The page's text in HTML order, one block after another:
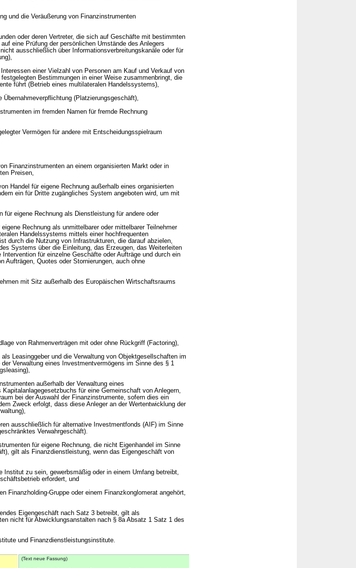
und die Veräußerung von Finanzinstrumenten
oder deren Vertreter, die sich auf Geschäfte mit bestimmten
eine Prüfung der persönlichen Umstände des Anlegers
ausschließlich über Informationsverbreitungskanäle oder für
einer Vielzahl von Personen am Kauf und Verkauf von
Bestimmungen in einer Weise zusammenbringt, die
führt (Betrieb eines multilateralen Handelssystems),
(Platzierungsgeschäft),
im fremden Namen für fremde Rechnung
Vermögen für andere mit Entscheidungsspielraum
Finanzinstrumenten an einem organisierten Markt oder in
Preisen,
Handel für eigene Rechnung außerhalb eines organisierten
ein für Dritte zugängliches System angeboten wird, um mit
eigene Rechnung als Dienstleistung für andere oder
Rechnung als unmittelbarer oder mittelbarer Teilnehmer
Handelssystems mittels einer hochfrequenten
durch die Nutzung von Infrastrukturen, die darauf abzielen,
Systems über die Einleitung, das Erzeugen, das Weiterleiten
für einzelne Geschäfte oder Aufträge und durch ein
Aufträgen, Quotes oder Stornierungen, auch ohne
mit Sitz außerhalb des Europäischen Wirtschaftsraums
von Rahmenverträgen mit oder ohne Rückgriff (Factoring),
Leasinggeber und die Verwaltung von Objektgesellschaften im
Verwaltung eines Investmentvermögens im Sinne des § 1
außerhalb der Verwaltung eines
für eine Gemeinschaft von Anlegern,
bei der Auswahl der Finanzinstrumente, sofern dies ein
Zweck erfolgt, dass diese Anleger an der Wertentwicklung der
ausschließlich für alternative Investmentfonds (AIF) im Sinne
Verwahrgeschäft).
für eigene Rechnung, die nicht Eigenhandel im Sinne
gilt als Finanzdienstleistung, wenn das Eigengeschäft von
zu sein, gewerbsmäßig oder in einem Umfang betreibt,
erfordert, und
Finanzholding-Gruppe oder einem Finanzkonglomerat angehört,
Eigengeschäft nach Satz 3 betreibt, gilt als
nicht für Abwicklungsanstalten nach § 8a Absatz 1 Satz 1 des
und Finanzdienstleistungsinstitute.
(Text neue Fassung)